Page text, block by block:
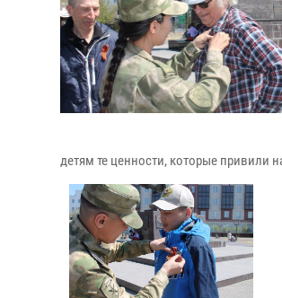
детям те ценности, которые привили